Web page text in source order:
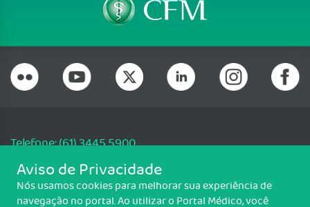
Telefone: (61) 3445 5900
Email: cfm@portalmedico.org.br
SGAS 616, Conjunto D, Lote 115, L2 Sul, Brasília/DF - CEP: 70200-760 -
CNPJ: 33.583.550/0001-30
Aviso de Privacidade
Nós usamos cookies para melhorar sua experiência de
navegação no portal. Ao utilizar o Portal Médico, você